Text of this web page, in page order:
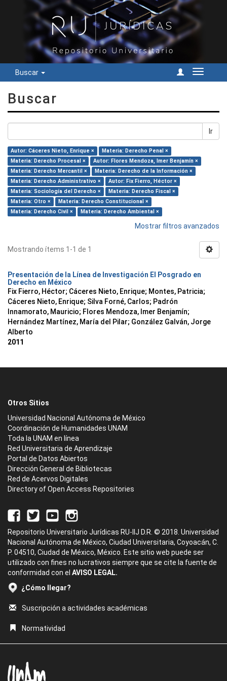
Buscar
Cambiar
Buscar
Ir
Autor: Cáceres Nieto, Enrique ×
Materia: Derecho Penal ×
Materia: Derecho Procesal ×
Autor: Flores Mendoza, Imer Benjamín ×
Materia: Derecho Mercantil ×
Materia: Derecho de la Información ×
Materia: Derecho Administrativo ×
Autor: Fix Fierro, Héctor ×
Materia: Sociología del Derecho ×
Materia: Derecho Fiscal ×
Materia: Otro ×
Materia: Derecho Constitucional ×
Materia: Derecho Civil ×
Materia: Derecho Ambiental ×
Mostrar filtros avanzados
Mostrando ítems 1-1 de 1
Presentación de la Línea de Investigación El Posgrado en
Derecho en México
Fix Fierro, Héctor; Cáceres Nieto, Enrique; Montes, Patricia;
Cáceres Nieto, Enrique; Silva Forné, Carlos; Padrón
Innamorato, Mauricio; Flores Mendoza, Imer Benjamín;
Hernández Martínez, María del Pilar; González Galván, Jorge
Alberto
2011
Otros Sitios
Universidad Nacional Autónoma de México
Coordinación de Humanidades UNAM
Toda la UNAM en línea
Red Universitaria de Aprendizaje
Portal de Datos Abiertos
Dirección General de Bibliotecas
Red de Acervos Digitales
Directory of Open Access Repositories
Repositorio Universitario Jurídicas RU-IIJ D.R. © 2018. Universidad
Nacional Autónoma de México, Ciudad Universitaria, Coyoacán, C.
P. 04510, Ciudad de México, México. Este sitio web puede ser
utilizado con fines no lucrativos siempre que se cite la fuente de
conformidad con el AVISO LEGAL.
¿Cómo llegar?
Suscripción a actividades académicas
Normatividad